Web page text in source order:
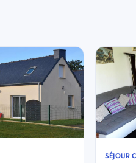
SÉJOUR